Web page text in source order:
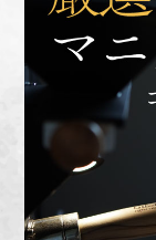
ホンジュラ
ス